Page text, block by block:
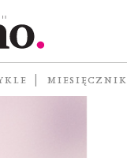
MIESIĘCZNIK